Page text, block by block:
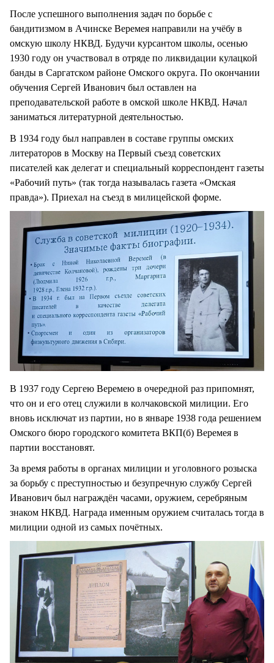
После успешного выполнения задач по борьбе с
бандитизмом в Ачинске Веремея направили на учёбу в
омскую школу НКВД. Будучи курсантом школы, осенью
1930 году он участвовал в отряде по ликвидации кулацкой
банды в Саргатском районе Омского округа. По окончании
обучения Сергей Иванович был оставлен на
преподавательской работе в омской школе НКВД. Начал
заниматься литературной деятельностью.
В 1934 году был направлен в составе группы омских
литераторов в Москву на Первый съезд советских
писателей как делегат и специальный корреспондент газеты
«Рабочий путь» (так тогда называлась газета «Омская
правда»). Приехал на съезд в милицейской форме.
В 1937 году Сергею Веремею в очередной раз припомнят,
что он и его отец служили в колчаковской милиции. Его
вновь исключат из партии, но в январе 1938 года решением
Омского бюро городского комитета ВКП(б) Веремея в
партии восстановят.
За время работы в органах милиции и уголовного розыска
за борьбу с преступностью и безупречную службу Сергей
Иванович был награждён часами, оружием, серебряным
знаком НКВД. Награда именным оружием считалась тогда в
милиции одной из самых почётных.